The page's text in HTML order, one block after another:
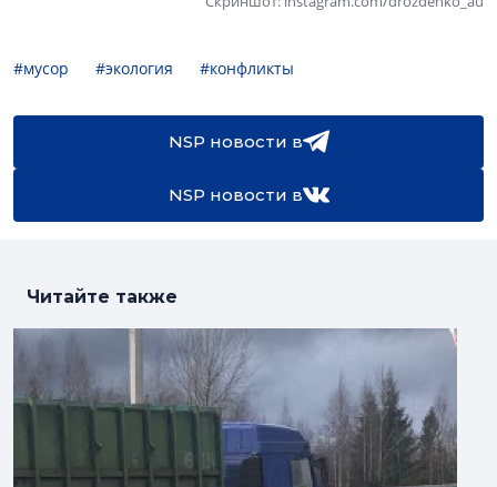
#мусор #экология #конфликты
NSP новости в
NSP новости в
Читайте также